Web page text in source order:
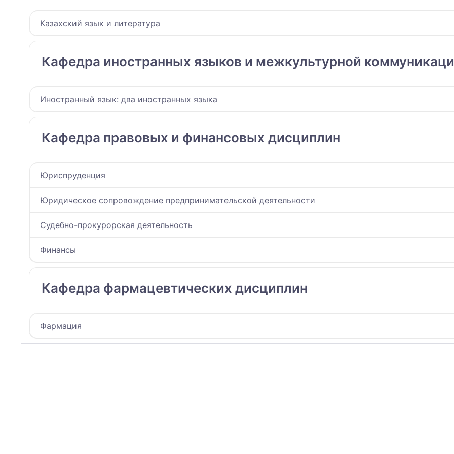
Казахский язык и литература
Кафедра иностранных языков и межкультурной
Иностранный язык: два иностранных языка
Кафедра правовых и финансовых дисциплин
Юриспруденция
Юридическое сопровождение предпринимательской деятельности
Судебно-прокурорская деятельность
Финансы
Кафедра фармацевтических дисциплин
Фармация